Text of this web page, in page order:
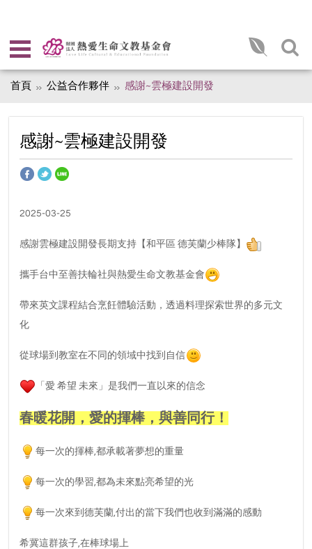
首頁 公益合作夥伴 感謝~雲極建設開發
感謝~雲極建設開發
2025-03-25
感謝雲極建設開發長期支持【和平區 德芙蘭少棒隊】
攜手台中至善扶輪社與熱愛生命文教基金會
帶來英文課程結合烹飪體驗活動，透過料理探索世界的多元文
化
從球場到教室在不同的領域中找到自信
「愛 希望 未來」是我們一直以來的信念
春暖花開，愛的揮棒，與善同行！
每一次的揮棒,都承載著夢想的重量
每一次的學習,都為未來點亮希望的光
每一次來到德芙蘭,付出的當下我們也收到滿滿的感動
希冀這群孩子,在棒球場上